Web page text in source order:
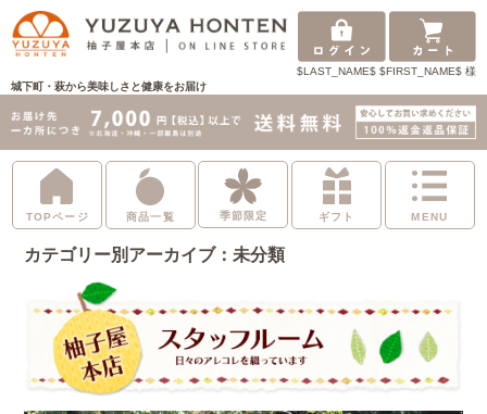
$LAST_NAME$ $FIRST_NAME$ 様
城下町・萩から美味しさと健康をお届け
TOPページ 商品一覧 季節限定 ギフト MENU
カテゴリー別アーカイブ：未分類